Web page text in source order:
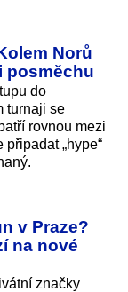
Norů
posměchu
do
turnaji se
rovnou mezi
„hype“
v Praze?
na nové
značky